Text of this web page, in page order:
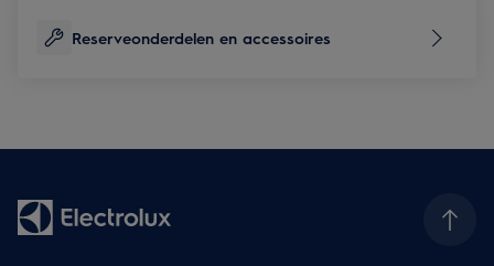
Reserveonderdelen en accessoires